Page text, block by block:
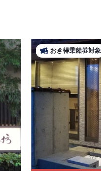
おき得乗船券対象